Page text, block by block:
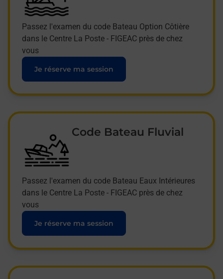
Passez l'examen du code Bateau Option Côtière
dans le Centre La Poste - FIGEAC près de chez
vous
Je réserve ma session
Code Bateau Fluvial
Passez l'examen du code Bateau Eaux Intérieures
dans le Centre La Poste - FIGEAC près de chez
vous
Je réserve ma session